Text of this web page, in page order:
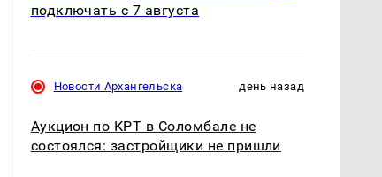
подключать с 7 августа
Новости Архангельска день назад
Аукцион по КРТ в Соломбале не
состоялся: застройщики не пришли